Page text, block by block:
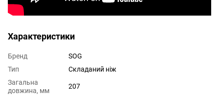
Характеристики
Бренд
SOG
Тип
Складаний ніж
Загальна
довжина, мм
207